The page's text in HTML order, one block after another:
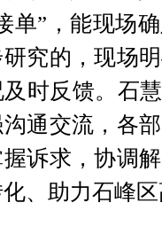
单”，能现场
究的，现场
时反馈。石
通交流，各
诉求，协调
、助力石峰